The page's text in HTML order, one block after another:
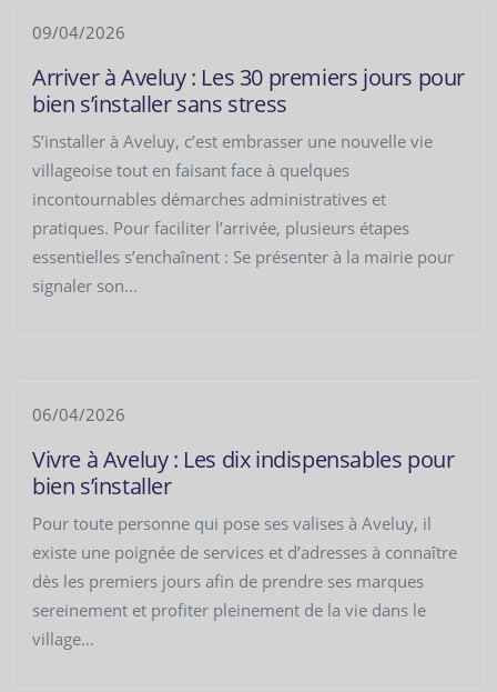
09/04/2026
Arriver à Aveluy : Les 30 premiers jours pour
bien s’installer sans stress
S’installer à Aveluy, c’est embrasser une nouvelle vie
villageoise tout en faisant face à quelques
incontournables démarches administratives et
pratiques. Pour faciliter l’arrivée, plusieurs étapes
essentielles s’enchaînent : Se présenter à la mairie pour
signaler son...
06/04/2026
Vivre à Aveluy : Les dix indispensables pour
bien s’installer
Pour toute personne qui pose ses valises à Aveluy, il
existe une poignée de services et d’adresses à connaître
dès les premiers jours afin de prendre ses marques
sereinement et profiter pleinement de la vie dans le
village...